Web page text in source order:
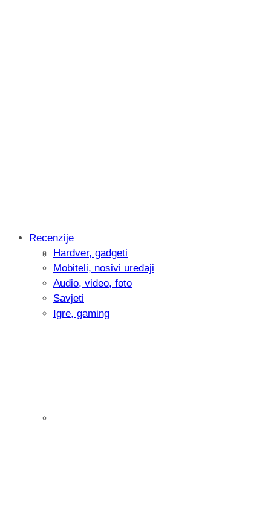
Intervju: Goran Jović, fotograf -
Recenzije
Hardver, gadgeti
Mobiteli, nosivi uređaji
Audio, video, foto
Savjeti
Igre, gaming